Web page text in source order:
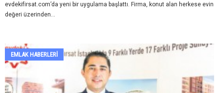
evdekifirsat.com’da yeni bir uygulama başlattı. Firma, konut alan herkese evin
değeri üzerinden...
EMLAK HABERLERI